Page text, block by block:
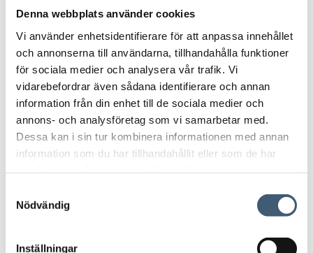
Denna webbplats använder cookies
Vi använder enhetsidentifierare för att anpassa innehållet
och annonserna till användarna, tillhandahålla funktioner
för sociala medier och analysera vår trafik. Vi
vidarebefordrar även sådana identifierare och annan
information från din enhet till de sociala medier och
annons- och analysföretag som vi samarbetar med.
Dessa kan i sin tur kombinera informationen med annan
information som du har tillhandahållit eller som de har
Nödvändig
Inställningar
starka position inom modersmålsundervisning och
bredda vårt erbjudande, stärker vi vår
marknadsnärvaro och tillväxtpotential”,säger
Tellusgruppens vd Bijan Fahimi.
”Som ett steg i att öka vårt fokus på ett färre antal
affärsområden är en avyttring av Vikariepoolen
logisk för oss. Att få tillhöra Tellusgruppen är idealiskt
för vår personal och våra kunder inom
Vikariepoolen. Vi har varit mycket måna om att alla
parter och framförallt personalen ska känna sig
Tellusgruppen är en långsiktig aktör inom
vilket gör att vi känner oss övertygade om att